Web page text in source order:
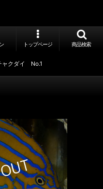
トップページ 商品検索
クダイ No.1